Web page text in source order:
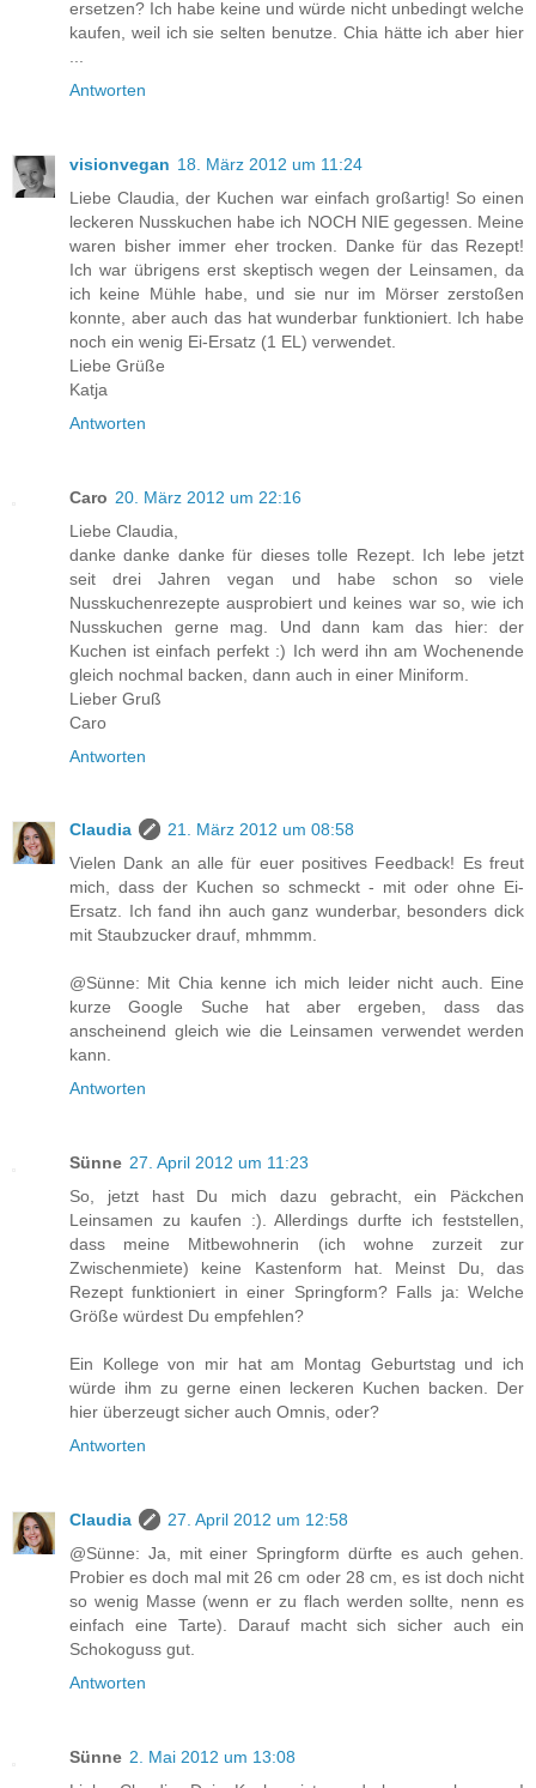
ersetzen? Ich habe keine und würde nicht unbedingt welche
kaufen, weil ich sie selten benutze. Chia hätte ich aber hier
Antworten
visionvegan 18. März 2012 um 11:24
Liebe Claudia, der Kuchen war einfach großartig! So einen
leckeren Nusskuchen habe ich NOCH NIE gegessen. Meine
waren bisher immer eher trocken. Danke für das Rezept!
Ich war übrigens erst skeptisch wegen der Leinsamen, da
ich keine Mühle habe, und sie nur im Mörser zerstoßen
konnte, aber auch das hat wunderbar funktioniert. Ich habe
noch ein wenig Ei-Ersatz (1 EL) verwendet.
Liebe Grüße
Katja
Antworten
Caro 20. März 2012 um 22:16
Liebe Claudia,
danke danke danke für dieses tolle Rezept. Ich lebe jetzt
seit drei Jahren vegan und habe schon so viele
Nusskuchenrezepte ausprobiert und keines war so, wie ich
Nusskuchen gerne mag. Und dann kam das hier: der
Kuchen ist einfach perfekt :) Ich werd ihn am Wochenende
gleich nochmal backen, dann auch in einer Miniform.
Lieber Gruß
Caro
Antworten
Claudia
21. März 2012 um 08:58
Vielen Dank an alle für euer positives Feedback! Es freut
mich, dass der Kuchen so schmeckt - mit oder ohne Ei-
Ersatz. Ich fand ihn auch ganz wunderbar, besonders dick
mit Staubzucker drauf, mhmmm.
@Sünne: Mit Chia kenne ich mich leider nicht auch. Eine
kurze Google Suche hat aber ergeben, dass das
anscheinend gleich wie die Leinsamen verwendet werden
kann.
Antworten
Sünne 27. April 2012 um 11:23
So, jetzt hast Du mich dazu gebracht, ein Päckchen
Leinsamen zu kaufen :). Allerdings durfte ich feststellen,
dass meine Mitbewohnerin (ich wohne zurzeit zur
Zwischenmiete) keine Kastenform hat. Meinst Du, das
Rezept funktioniert in einer Springform? Falls ja: Welche
Größe würdest Du empfehlen?
Ein Kollege von mir hat am Montag Geburtstag und ich
würde ihm zu gerne einen leckeren Kuchen backen. Der
hier überzeugt sicher auch Omnis, oder?
Antworten
Claudia
27. April 2012 um 12:58
@Sünne: Ja, mit einer Springform dürfte es auch gehen.
Probier es doch mal mit 26 cm oder 28 cm, es ist doch nicht
so wenig Masse (wenn er zu flach werden sollte, nenn es
einfach eine Tarte). Darauf macht sich sicher auch ein
Schokoguss gut.
Antworten
Sünne 2. Mai 2012 um 13:08